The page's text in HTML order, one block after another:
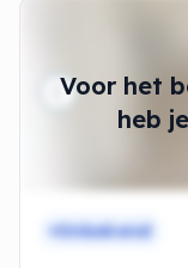
Voor het
heb
Onbekend